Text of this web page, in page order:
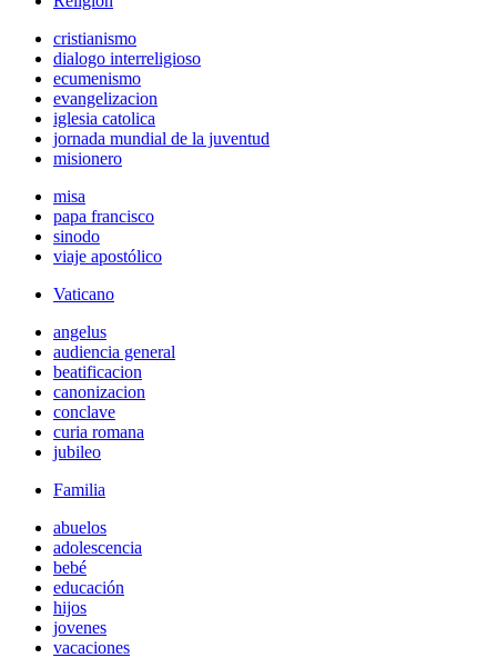
cristianismo
dialogo interreligioso
ecumenismo
evangelizacion
iglesia catolica
jornada mundial de la juventud
misionero
misa
papa francisco
sinodo
viaje apostólico
Vaticano
angelus
audiencia general
beatificacion
canonizacion
conclave
curia romana
jubileo
Familia
abuelos
adolescencia
bebé
educación
hijos
jovenes
vacaciones